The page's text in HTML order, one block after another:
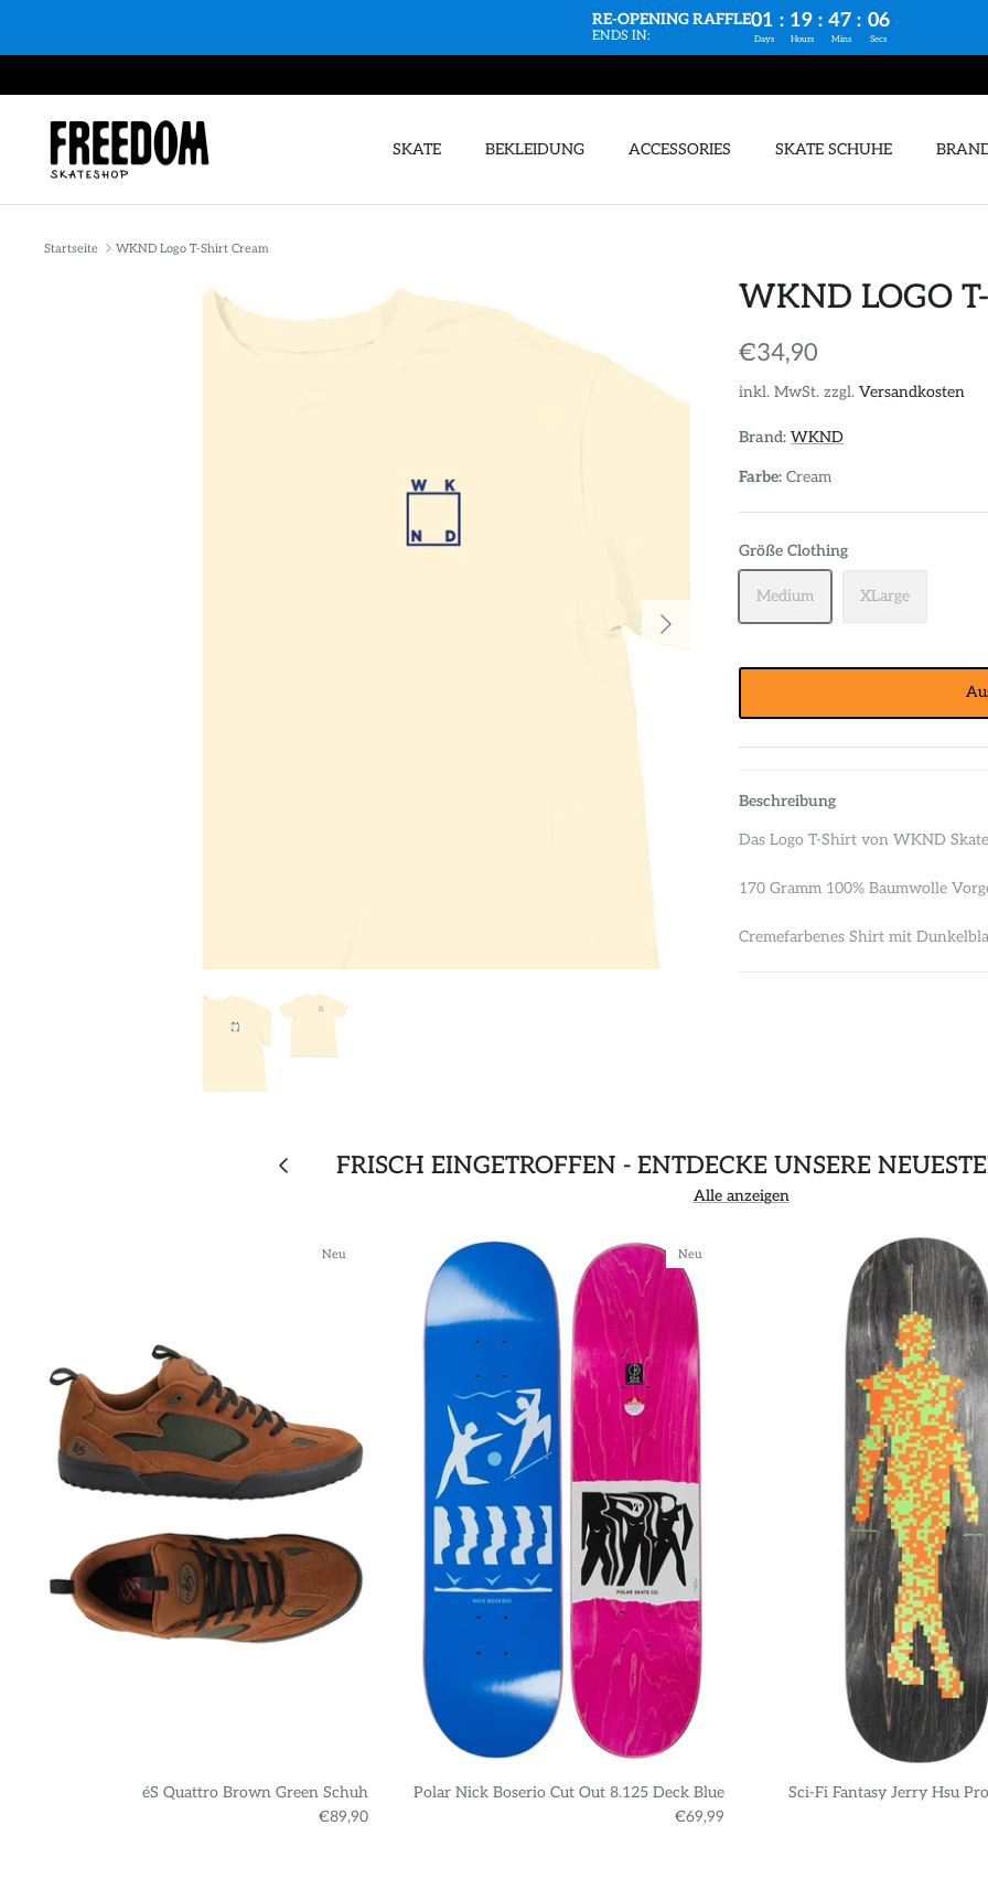
RE-OPENING RAFFLE
ENDS IN:
01 : 19 : 47 : 05
Days Hours Mins Secs
SKATE
BEKLEIDUNG ACCESSORIES SKATE SCHUHE
Startseite WKND Logo T-Shirt Cream
WKND LOGO
€34,90
inkl. MwSt. zzgl.Versandkosten
Brand: WKND
Farbe: Cream
Größe Clothing
Medium XLarge
Beschreibung
Das Logo T-Shirt von WKND
170 Gramm 100% Baumwolle
Cremefarbenes Shirt mit
FRISCH EINGETROFFEN - ENTDECKE UNSERE
Alle anzeigen
Neu
éS Quattro Brown Green Schuh
€89,90
Neu
Polar Nick Boserio Cut Out 8.125 Deck Blue
€69,99
Sci-Fi Fantasy Jerry Hsu